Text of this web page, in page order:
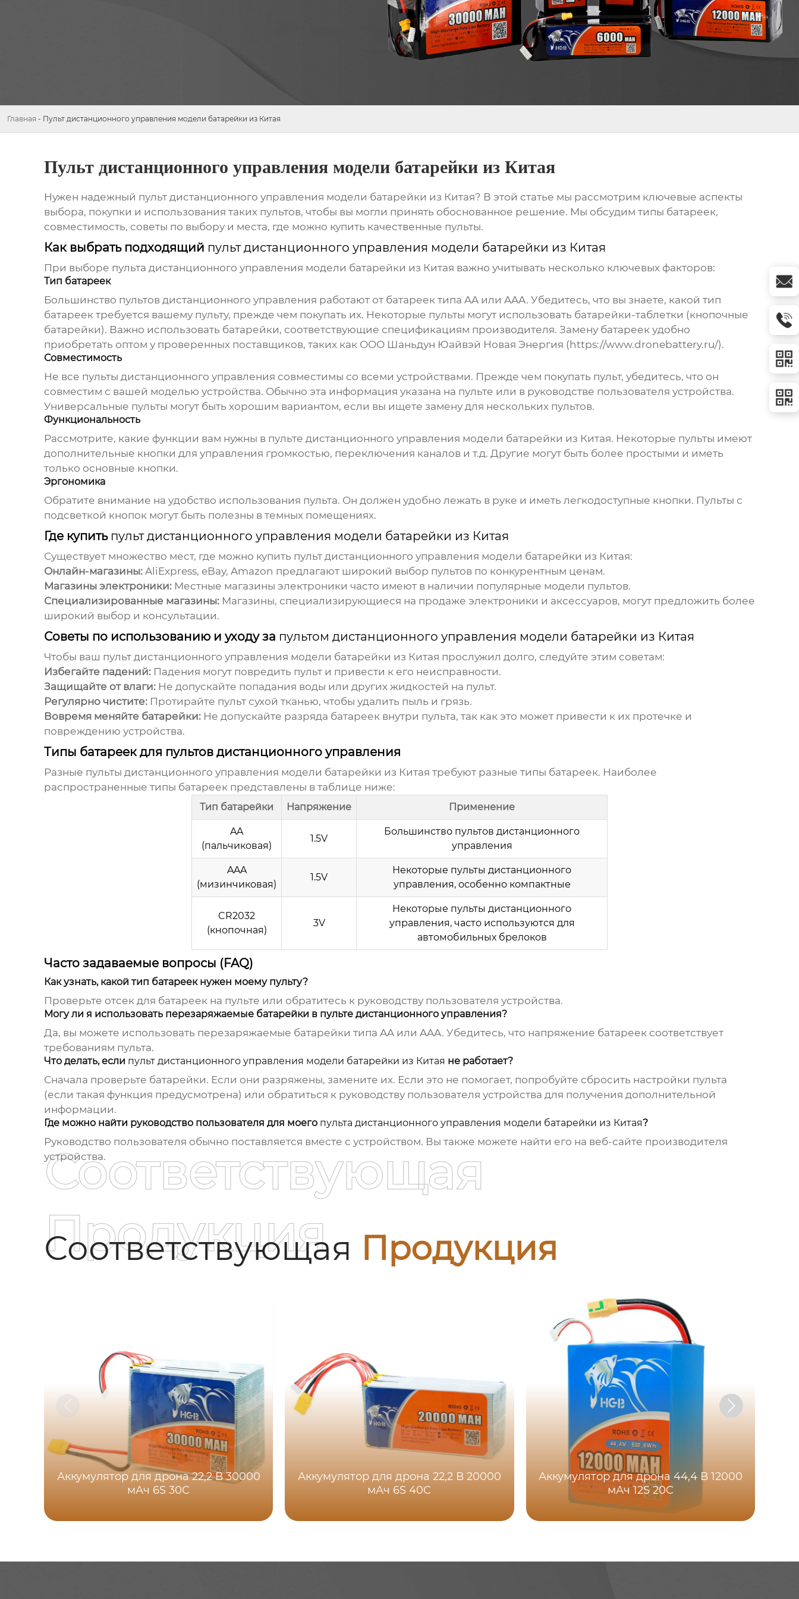
Главная - Пульт дистанционного управления модели батарейки из Китая
Пульт дистанционного управления модели батарейки из Китая
Нужен надежный пульт дистанционного управления модели батарейки из Китая? В этой статье мы рассмотрим ключевые аспекты
выбора, покупки и использования таких пультов, чтобы вы могли принять обоснованное решение. Мы обсудим типы батареек,
совместимость, советы по выбору и места, где можно купить качественные пульты.
Как выбрать подходящий пульт дистанционного управления модели батарейки из Китая
При выборе пульта дистанционного управления модели батарейки из Китая важно учитывать несколько ключевых факторов:
Тип батареек
Большинство пультов дистанционного управления работают от батареек типа AA или AAA. Убедитесь, что вы знаете, какой тип
батареек требуется вашему пульту, прежде чем покупать их. Некоторые пульты могут использовать батарейки-таблетки (кнопочные
батарейки). Важно использовать батарейки, соответствующие спецификациям производителя. Замену батареек удобно
приобретать оптом у проверенных поставщиков, таких как ООО Шаньдун Юайвэй Новая Энергия (https://www.dronebattery.ru/).
Совместимость
Не все пульты дистанционного управления совместимы со всеми устройствами. Прежде чем покупать пульт, убедитесь, что он
совместим с вашей моделью устройства. Обычно эта информация указана на пульте или в руководстве пользователя устройства.
Универсальные пульты могут быть хорошим вариантом, если вы ищете замену для нескольких пультов.
Функциональность
Рассмотрите, какие функции вам нужны в пульте дистанционного управления модели батарейки из Китая. Некоторые пульты имеют
дополнительные кнопки для управления громкостью, переключения каналов и т.д. Другие могут быть более простыми и иметь
только основные кнопки.
Эргономика
Обратите внимание на удобство использования пульта. Он должен удобно лежать в руке и иметь легкодоступные кнопки. Пульты с
подсветкой кнопок могут быть полезны в темных помещениях.
Где купить пульт дистанционного управления модели батарейки из Китая
Существует множество мест, где можно купить пульт дистанционного управления модели батарейки из Китая:
Онлайн-магазины:AliExpress, eBay, Amazon предлагают широкий выбор пультов по конкурентным ценам.
Магазины электроники:Местные магазины электроники часто имеют в наличии популярные модели пультов.
Специализированные магазины:Магазины, специализирующиеся на продаже электроники и аксессуаров, могут предложить более
широкий выбор и консультации.
Советы по использованию и уходу за пультом дистанционного управления модели батарейки из Китая
Чтобы ваш пульт дистанционного управления модели батарейки из Китая прослужил долго, следуйте этим советам:
Избегайте падений:Падения могут повредить пульт и привести к его неисправности.
Защищайте от влаги:Не допускайте попадания воды или других жидкостей на пульт.
Регулярно чистите:Протирайте пульт сухой тканью, чтобы удалить пыль и грязь.
Вовремя меняйте батарейки:Не допускайте разряда батареек внутри пульта, так как это может привести к их протечке и
повреждению устройства.
Типы батареек для пультов дистанционного управления
Разные пульты дистанционного управления модели батарейки из Китая требуют разные типы батареек. Наиболее
распространенные типы батареек представлены в таблице ниже:
Тип батарейки Напряжение Применение
AA
(пальчиковая)
1.5V
Большинство пультов дистанционного
управления
AAA
(мизинчиковая)
1.5V
Некоторые пульты дистанционного
управления, особенно компактные
CR2032
(кнопочная)
3V
Некоторые пульты дистанционного
управления, часто используются для
автомобильных брелоков
Часто задаваемые вопросы (FAQ)
Как узнать, какой тип батареек нужен моему пульту?
Проверьте отсек для батареек на пульте или обратитесь к руководству пользователя устройства.
Могу ли я использовать перезаряжаемые батарейки в пульте дистанционного управления?
Да, вы можете использовать перезаряжаемые батарейки типа AA или AAA. Убедитесь, что напряжение батареек соответствует
требованиям пульта.
Что делать, если пульт дистанционного управления модели батарейки из Китая не работает?
Сначала проверьте батарейки. Если они разряжены, замените их. Если это не помогает, попробуйте сбросить настройки пульта
(если такая функция предусмотрена) или обратиться к руководству пользователя устройства для получения дополнительной
информации.
Где можно найти руководство пользователя для моего пульта дистанционного управления модели батарейки из Китая?
Руководство пользователя обычно поставляется вместе с устройством. Вы также можете найти его на веб-сайте производителя
устройства.
Соответствующая Продукция
Соответствующая
Продукция
Аккумулятор для дрона 22,2 В 30000
мАч 6S 30C
Аккумулятор для дрона 22,2 В 20000
мАч 6S 40C
Аккумулятор для дрона 44,4 В 12000
мАч 12S 20C